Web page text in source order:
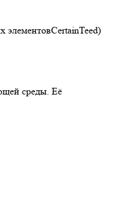
элементовCertainTeed)
среды. Её